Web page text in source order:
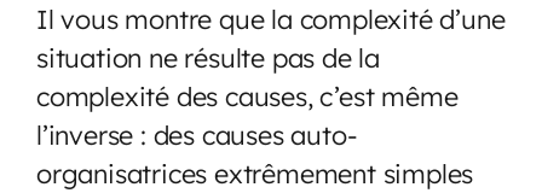
Il vous montre que la complexité d’une
situation ne résulte pas de la
complexité des causes, c’est même
l’inverse : des causes auto-
organisatrices extrêmement simples